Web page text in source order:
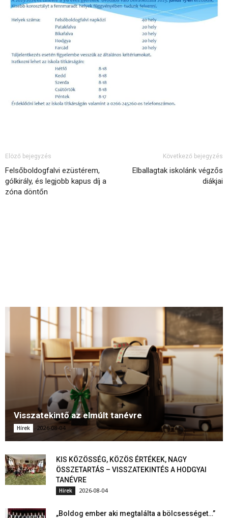
Elöző bejegyzés
Felsőboldogfalvi ezüstérem,
gólkirály, és legjobb kapus díj a
zóna döntőn
Következő bejegyzés
Elballagtak iskolánk végzős
diákjai
Visszatekintő az elmúlt tanévre
Hírek 2026-08-04
KIS KÖZÖSSÉG, KÖZÖS ÉRTÉKEK, NAGY
ÖSSZETARTÁS – VISSZATEKINTÉS A HODGYAI
TANÉVRE
Hírek 2026-08-04
„Boldog ember aki megtalálta a bölcsességet…”